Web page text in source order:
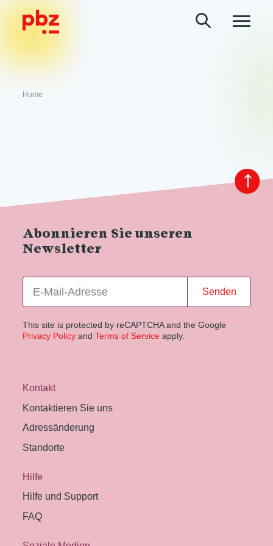
Home
Abonnieren Sie unseren
Newsletter
Senden
This site is protected by reCAPTCHA and the Google
Privacy Policyand Terms of Service apply.
Kontakt
Kontaktieren Sie uns
Adressänderung
Standorte
Hilfe
Hilfe und Support
FAQ